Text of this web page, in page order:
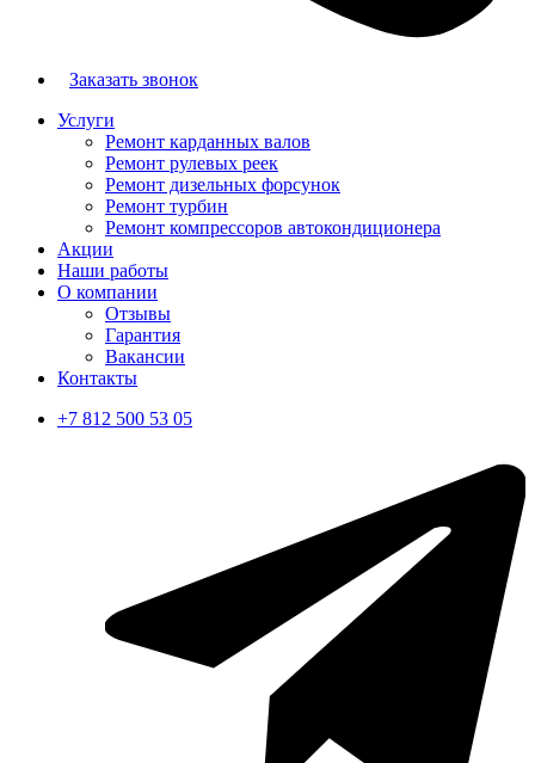
Заказать звонок
Услуги
Ремонт карданных валов
Ремонт рулевых реек
Ремонт дизельных форсунок
Ремонт турбин
Ремонт компрессоров автокондиционера
Акции
Наши работы
О компании
Отзывы
Гарантия
Вакансии
Контакты
+7 812 500 53 05